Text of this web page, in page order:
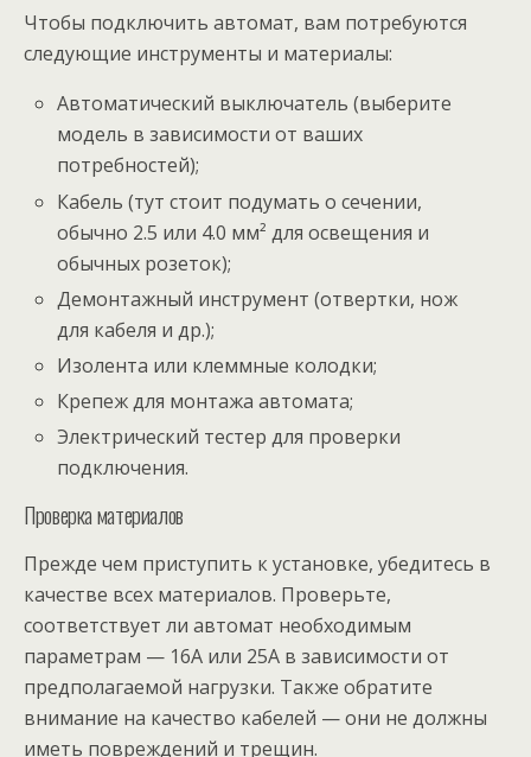
Чтобы подключить автомат, вам потребуются
следующие инструменты и материалы:
Автоматический выключатель (выберите
модель в зависимости от ваших
потребностей);
Кабель (тут стоит подумать о сечении,
обычно 2.5 или 4.0 мм² для освещения и
обычных розеток);
Демонтажный инструмент (отвертки, нож
для кабеля и др.);
Изолента или клеммные колодки;
Крепеж для монтажа автомата;
Электрический тестер для проверки
подключения.
Проверка материалов
Прежде чем приступить к установке, убедитесь в
качестве всех материалов. Проверьте,
соответствует ли автомат необходимым
параметрам — 16А или 25А в зависимости от
предполагаемой нагрузки. Также обратите
внимание на качество кабелей — они не должны
иметь повреждений и трещин.